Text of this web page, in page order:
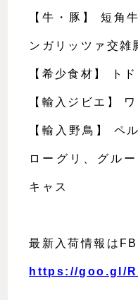
【牛・豚】 短角
ンガリッツァ交雑
【希少食材】 ト
【輸入ジビエ】
【輸入野鳥】 ペ
ローグリ、グル
キャス
最新入荷情報はFB
https://goo.gl/